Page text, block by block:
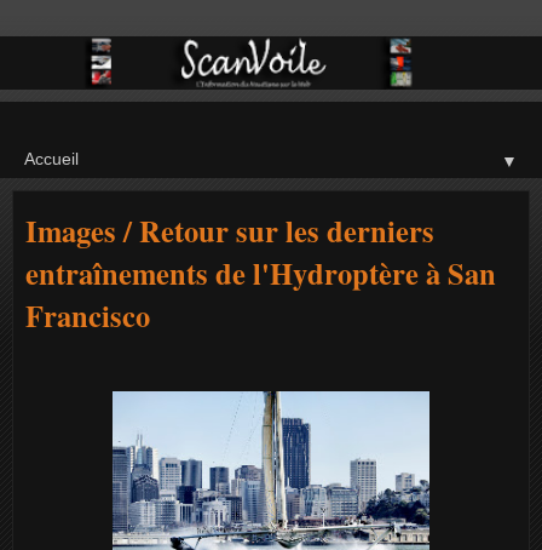
▼
Images / Retour sur les derniers
entraînements de l'Hydroptère à San
Francisco